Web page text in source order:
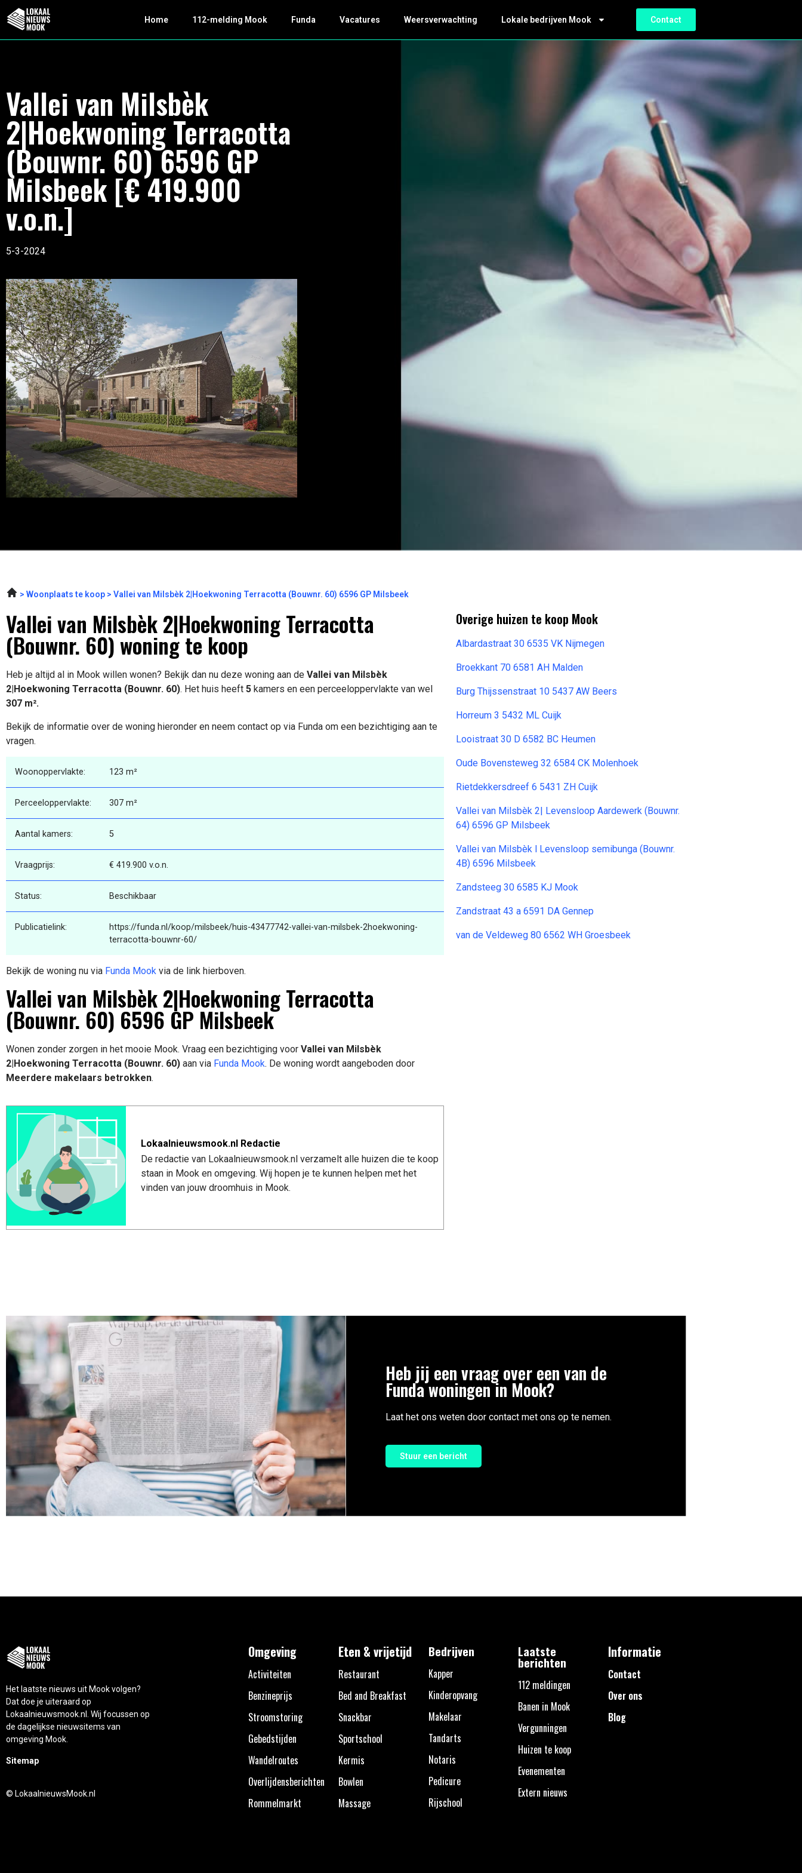
Home 112-melding Mook Funda Vacatures Weersverwachting Lokale bedrijven Mook Contact
Vallei van Milsbèk
2|Hoekwoning Terracotta
(Bouwnr. 60) 6596 GP
Milsbeek [€ 419.900
v.o.n.]
5-3-2024
Woonplaats te koop Vallei van Milsbèk 2|Hoekwoning Terracotta (Bouwnr. 60) 6596 GP Milsbeek
Vallei van Milsbèk 2|Hoekwoning Terracotta
(Bouwnr. 60) woning te koop
Heb je altijd al in Mook willen wonen? Bekijk dan nu deze woning aan de Vallei van Milsbèk
2|Hoekwoning Terracotta (Bouwnr. 60). Het huis heeft 5 kamers en een perceeloppervlakte van wel
307 m².
Bekijk de informatie over de woning hieronder en neem contact op via Funda om een bezichtiging aan te
vragen.
Woonoppervlakte: 123 m²
Perceeloppervlakte: 307 m²
Aantal kamers: 5
Vraagprijs: € 419.900 v.o.n.
Status: Beschikbaar
Publicatielink:
https://funda.nl/koop/milsbeek/huis-43477742-vallei-van-milsbek-2hoekwoning-
terracotta-bouwnr-60/
Bekijk de woning nu via Funda Mook via de link hierboven.
Vallei van Milsbèk 2|Hoekwoning Terracotta
(Bouwnr. 60) 6596 GP Milsbeek
Wonen zonder zorgen in het mooie Mook. Vraag een bezichtiging voor Vallei van Milsbèk
2|Hoekwoning Terracotta (Bouwnr. 60) aan via Funda Mook. De woning wordt aangeboden door
Meerdere makelaars betrokken.
Lokaalnieuwsmook.nl Redactie
De redactie van Lokaalnieuwsmook.nl verzamelt alle huizen die te koop
staan in Mook en omgeving. Wij hopen je te kunnen helpen met het
vinden van jouw droomhuis in Mook.
Overige huizen te koop Mook
Albardastraat 30 6535 VK Nijmegen
Broekkant 70 6581 AH Malden
Burg Thijssenstraat 10 5437 AW Beers
Horreum 3 5432 ML Cuijk
Looistraat 30 D 6582 BC Heumen
Oude Bovensteweg 32 6584 CK Molenhoek
Rietdekkersdreef 6 5431 ZH Cuijk
Vallei van Milsbèk 2| Levensloop Aardewerk (Bouwnr.
64) 6596 GP Milsbeek
Vallei van Milsbèk l Levensloop semibunga (Bouwnr.
4B) 6596 Milsbeek
Zandsteeg 30 6585 KJ Mook
Zandstraat 43 a 6591 DA Gennep
van de Veldeweg 80 6562 WH Groesbeek
Heb jij een vraag over een van de
Funda woningen in Mook?
Laat het ons weten door contact met ons op te nemen.
Stuur een bericht
Het laatste nieuws uit Mook volgen?
Dat doe je uiteraard op
Lokaalnieuwsmook.nl. Wij focussen op
de dagelijkse nieuwsitems van
omgeving Mook.
Sitemap
© LokaalnieuwsMook.nl
Omgeving
Activiteiten
Benzineprijs
Stroomstoring
Gebedstijden
Wandelroutes
Overlijdensberichten
Rommelmarkt
Eten & vrijetijd
Restaurant
Bed and Breakfast
Snackbar
Sportschool
Kermis
Bowlen
Massage
Bedrijven
Kapper
Kinderopvang
Makelaar
Tandarts
Notaris
Pedicure
Rijschool
Laatste
berichten
112 meldingen
Banen in Mook
Vergunningen
Huizen te koop
Evenementen
Extern nieuws
Informatie
Contact
Over ons
Blog